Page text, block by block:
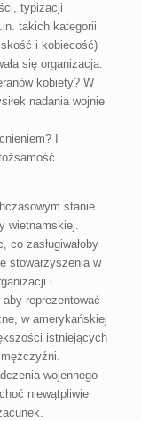
typizacji
takich kategorii
i kobiecość)
się organizacja.
kobiety? W
nadania wojnie
I
stanie
wietnamskiej.
co zasługiwałoby
stowarzyszenia w
i
reprezentować
w amerykańskiej
istniejących
wojennego
niewątpliwie